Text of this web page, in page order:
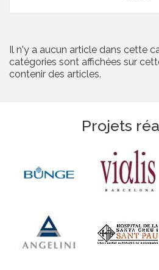
Il n'y a aucun article dans cette
catégories sont affichées sur
contenir des articles.
Projets